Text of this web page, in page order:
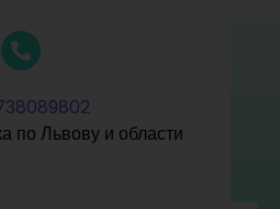
по Львову и области